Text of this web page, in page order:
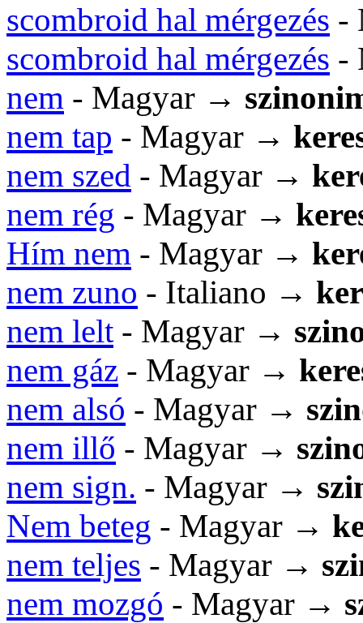
scombroid hal mérgezés -
scombroid hal mérgezés -
nem - Magyar →
nem tap - Magyar →
nem szed - Magyar →
nem rég - Magyar →
Hím nem - Magyar →
nem zuno - Italiano →
nem lelt- Magyar →
nem gáz - Magyar →
nem alsó - Magyar →
nem illő - Magyar →
nem sign. - Magyar →
Nem beteg - Magyar →
nem teljes - Magyar →
nem mozgó - Magyar →